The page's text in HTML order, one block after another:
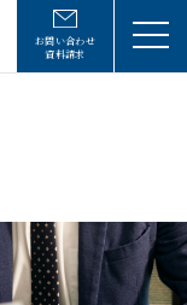
お問い合わせ
資料請求